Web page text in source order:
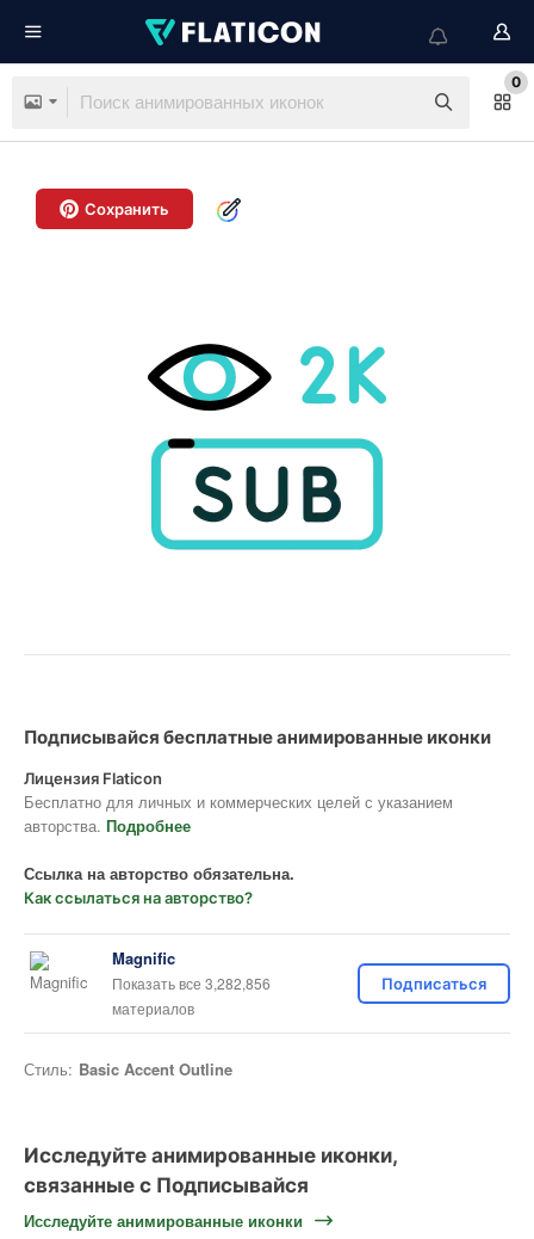
0
Сохранить
Подписывайся бесплатные анимированные иконки
Лицензия Flaticon
Бесплатно для личных и коммерческих целей с указанием
авторства. Подробнее
Ссылка на авторство обязательна.
Как ссылаться на авторство?
Magnific
Показать все 3,282,856
материалов
Подписаться
Стиль: Basic Accent Outline
Исследуйте анимированные иконки,
связанные с Подписывайся
Исследуйте анимированные иконки